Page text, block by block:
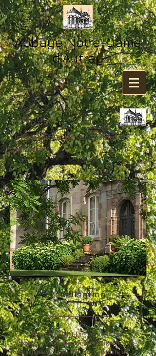
​​Abbaye Notre-Dame
d'Autrey
L'Abbaye
Un patrimoine au fil des
siècles....
Entre Nancy et Saint-Dié, au cœur des
Vosges, en Lorraine, venez découvrir une
magnifique Abbaye d'abord construite au
Localisation